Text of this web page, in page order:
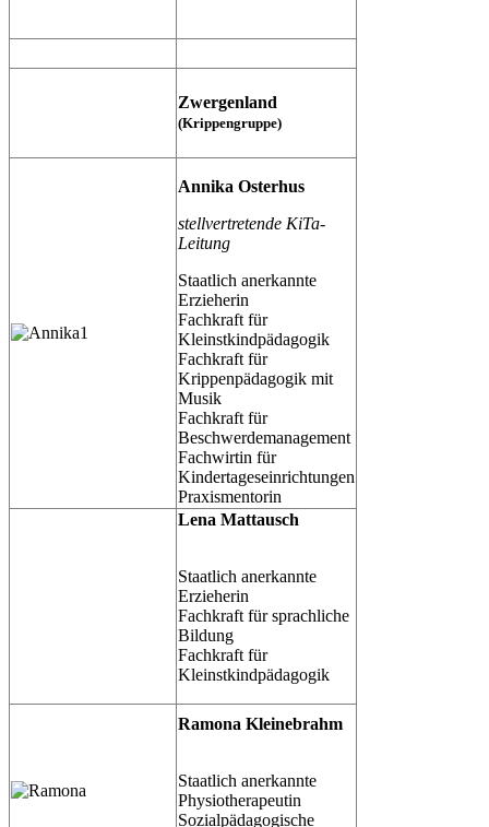
Zwergenland
(Krippengruppe)
Annika Osterhus
stellvertretende KiTa-
Leitung
Staatlich anerkannte
Erzieherin
Fachkraft für
Kleinstkindpädagogik
Fachkraft für
Krippenpädagogik mit
Musik
Fachkraft für
Beschwerdemanagement
Fachwirtin für
Kindertageseinrichtungen
Praxismentorin
Lena Mattausch
Staatlich anerkannte
Erzieherin
Fachkraft für sprachliche
Bildung
Fachkraft für
Kleinstkindpädagogik
Ramona Kleinebrahm
Staatlich anerkannte
Physiotherapeutin
Sozialpädagogische